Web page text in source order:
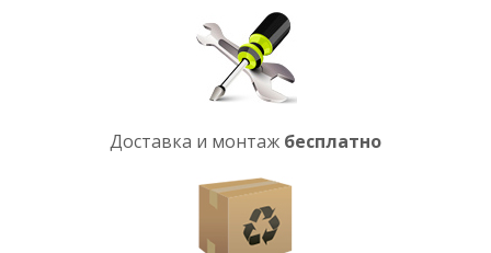
Доставка и монтаж бесплатно